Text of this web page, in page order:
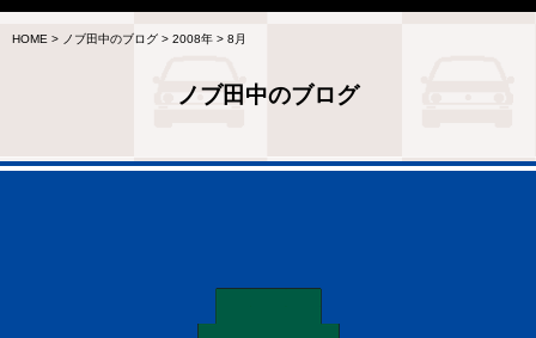
HOME > ノブ田中のブログ > 2008年 > 8月
ノブ田中のブログ